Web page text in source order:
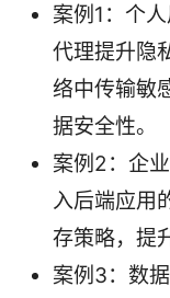
案例1：个
代理提升隐
络中传输敏
据安全性。
案例2：企
入后端应用
存策略，提
案例3：数